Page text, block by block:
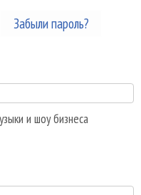
вкладка)
Забыли пароль?
и шоу бизнеса